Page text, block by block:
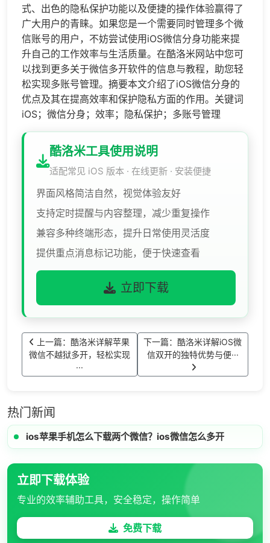
式、出色的隐私保护功能以及便捷的操作体验赢得了
广大用户的青睐。如果您是一个需要同时管理多个微
信账号的用户，不妨尝试使用iOS微信分身功能来提
升自己的工作效率与生活质量。在酷洛米网站中您可
以找到更多关于微信多开软件的信息与教程，助您轻
松实现多账号管理。摘要本文介绍了iOS微信分身的
优点及其在提高效率和保护隐私方面的作用。关键词
iOS；微信分身；效率；隐私保护；多账号管理
酷洛米工具使用说明
适配常见 iOS 版本 · 在线更新 · 安装便捷
界面风格简洁自然，视觉体验友好
支持定时提醒与内容整理，减少重复操作
兼容多种终端形态，提升日常使用灵活度
提供重点消息标记功能，便于快速查看
立即下载
上一篇：酷洛米详解苹果
微信不越狱多开，轻松实现
···
下一篇：酷洛米详解iOS微
信双开的独特优势与便···
热门新闻
ios苹果手机怎么下载两个微信？ios微信怎么多开
立即下载体验
专业的效率辅助工具，安全稳定，操作简单
免费下载